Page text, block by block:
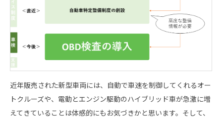
近年販売された新型車両には、自動で車速を制御してくれるオー
トクルーズや、電動とエンジン駆動のハイブリッド車が急激に増
えてきていることは体感的にもお気づきかと思います。そして、